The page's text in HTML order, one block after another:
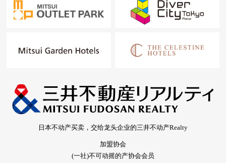
日本不动产买卖，交给龙头企业的三井不动产Realty
加盟协会
(一社)不可动摇的产协会会员